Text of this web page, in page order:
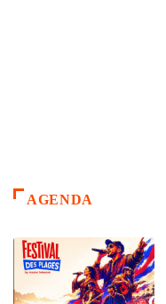
AGENDA